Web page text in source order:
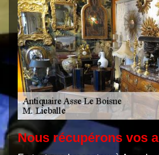
Nous récupérons vos